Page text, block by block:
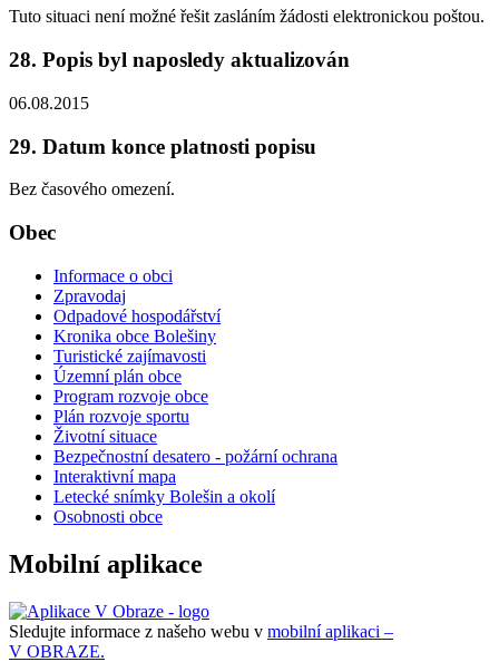
Tuto situaci není možné řešit zasláním žádosti elektronickou poštou.
28. Popis byl naposledy aktualizován
06.08.2015
29. Datum konce platnosti popisu
Bez časového omezení.
Obec
Informace o obci
Zpravodaj
Odpadové hospodářství
Kronika obce Bolešiny
Turistické zajímavosti
Územní plán obce
Program rozvoje obce
Plán rozvoje sportu
Životní situace
Bezpečnostní desatero - požární ochrana
Interaktivní mapa
Letecké snímky Bolešin a okolí
Osobnosti obce
Mobilní aplikace
Sledujte informace z našeho webu v mobilní aplikaci –
V OBRAZE.